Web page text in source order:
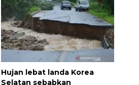
Hujan lebat landa Korea
Selatan sebabkan